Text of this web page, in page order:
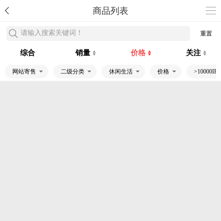
商品列表
请输入搜索关键词！ 重置
综合 销量 价格 关注
网站寄售 二级分类 休闲生活 价格 >10000IP